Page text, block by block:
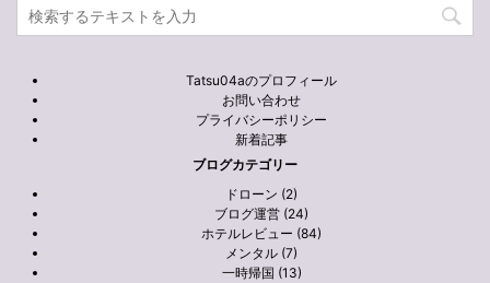
Tatsu04aのプロフィール
お問い合わせ
プライバシーポリシー
新着記事
ブログカテゴリー
ドローン (2)
ブログ運営 (24)
ホテルレビュー (84)
メンタル (7)
一時帰国 (13)